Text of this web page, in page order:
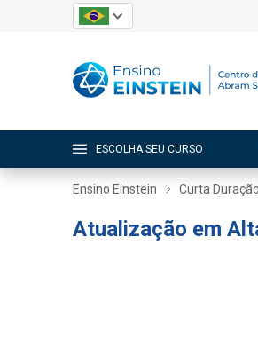
ESCOLHA SEU CURSO
Ensino Einstein Curta Duração
Atualização em